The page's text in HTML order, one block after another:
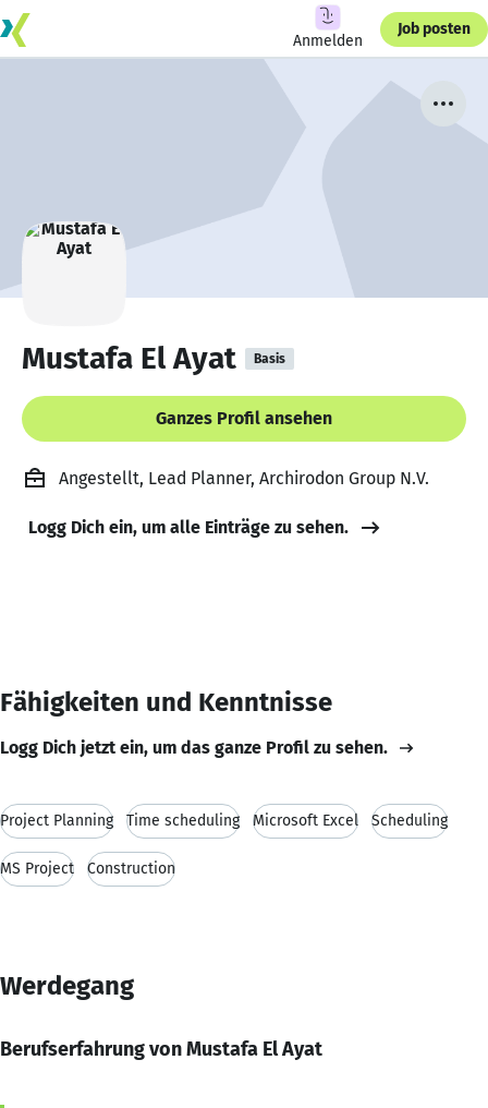
Anmelden
Job posten
Mustafa El Ayat Basis
Ganzes Profil ansehen
Angestellt, Lead Planner, Archirodon Group N.V.
Logg Dich ein, um alle Einträge zu sehen.
Fähigkeiten und Kenntnisse
Logg Dich jetzt ein, um das ganze Profil zu sehen.
Project Planning Time scheduling Microsoft Excel Scheduling
MS Project Construction
Werdegang
Berufserfahrung von Mustafa El Ayat